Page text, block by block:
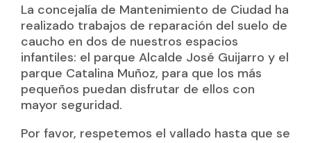
La concejalía de Mantenimiento de Ciudad ha
realizado trabajos de reparación del suelo de
caucho en dos de nuestros espacios
infantiles: el parque Alcalde José Guijarro y el
parque Catalina Muñoz, para que los más
pequeños puedan disfrutar de ellos con
mayor seguridad.
Por favor, respetemos el vallado hasta que se